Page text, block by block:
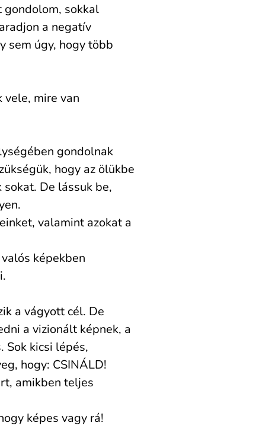
gondolom, sokkal
a negatív
sem úgy, hogy több
vele, mire van
gondolnak
hogy az ölükbe
De lássuk be,
valamint azokat a
képekben
a vágyott cél. De
a vizionált képnek, a
Sok kicsi lépés,
hogy: CSINÁLD!
amikben teljes
képes vagy rá!